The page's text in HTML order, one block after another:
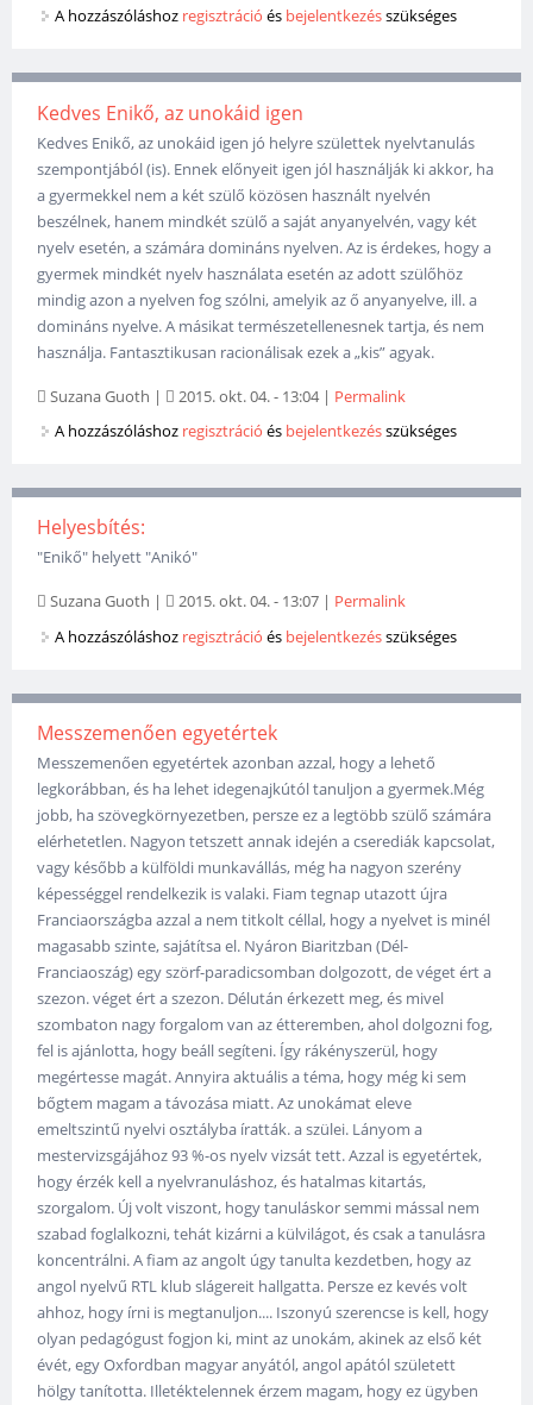
A hozzászóláshoz regisztráció és bejelentkezésszükséges
Kedves Enikő, az unokáid igen
Kedves Enikő, az unokáid igen jó helyre születtek nyelvtanulás
szempontjából (is). Ennek előnyeit igen jól használják ki akkor, ha
a gyermekkel nem a két szülő közösen használt nyelvén
beszélnek, hanem mindkét szülő a saját anyanyelvén, vagy két
nyelv esetén, a számára domináns nyelven. Az is érdekes, hogy a
gyermek mindkét nyelv használata esetén az adott szülőhöz
mindig azon a nyelven fog szólni, amelyik az ő anyanyelve, ill. a
domináns nyelve. A másikat természetellenesnek tartja, és nem
használja. Fantasztikusan racionálisak ezek a „kis” agyak.
Suzana Guoth | 2015. okt. 04. - 13:04| Permalink
A hozzászóláshoz regisztráció és bejelentkezésszükséges
Helyesbítés:
"Enikő" helyett "Anikó"
Suzana Guoth | 2015. okt. 04. - 13:07 | Permalink
A hozzászóláshoz regisztráció és bejelentkezésszükséges
Messzemenően egyetértek
Messzemenően egyetértek azonban azzal, hogy a lehető
legkorábban, és ha lehet idegenajkútól tanuljon a gyermek.Még
jobb, ha szövegkörnyezetben, persze ez a legtöbb szülő számára
elérhetetlen. Nagyon tetszett annak idején a cserediák kapcsolat,
vagy később a külföldi munkavállás, még ha nagyon szerény
képességgel rendelkezik is valaki. Fiam tegnap utazott újra
Franciaországba azzal a nem titkolt céllal, hogy a nyelvet is minél
magasabb szinte, sajátítsa el. Nyáron Biaritzban (Dél-
Franciaoszág) egy szörf-paradicsomban dolgozott, de véget ért a
szezon. véget ért a szezon. Délután érkezett meg, és mivel
szombaton nagy forgalom van az étteremben, ahol dolgozni fog,
fel is ajánlotta, hogy beáll segíteni. Így rákényszerül, hogy
megértesse magát. Annyira aktuális a téma, hogy még ki sem
bőgtem magam a távozása miatt. Az unokámat eleve
emeltszintű nyelvi osztályba íratták. a szülei. Lányom a
mestervizsgájához 93 %-os nyelv vizsát tett. Azzal is egyetértek,
hogy érzék kell a nyelvranuláshoz, és hatalmas kitartás,
szorgalom. Új volt viszont, hogy tanuláskor semmi mással nem
szabad foglalkozni, tehát kizárni a külvilágot, és csak a tanulásra
koncentrálni. A fiam az angolt úgy tanulta kezdetben, hogy az
angol nyelvű RTL klub slágereit hallgatta. Persze ez kevés volt
ahhoz, hogy írni is megtanuljon.... Iszonyú szerencse is kell, hogy
olyan pedagógust fogjon ki, mint az unokám, akinek az első két
évét, egy Oxfordban magyar anyától, angol apától született
hölgy tanította. Illetéktelennek érzem magam, hogy ez ügyben